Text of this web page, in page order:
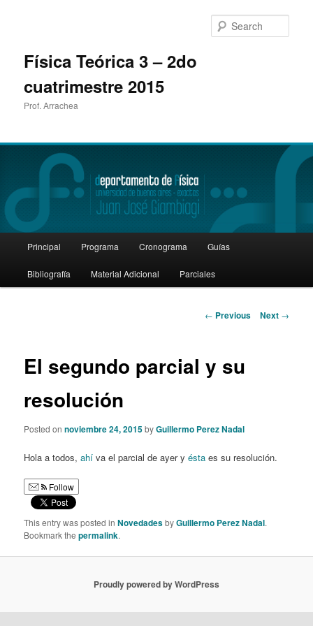
Física Teórica 3 – 2do
cuatrimestre 2015
Prof. Arrachea
Skip
to
Principal Programa Cronograma Guías
Bibliografía Material Adicional Parciales
Post
← Previous Next →
El segundo parcial y su
resolución
Posted onnoviembre 24, 2015byGuillermo Perez Nadal
Hola a todos,ahí va el parcial de ayer yésta es su resolución.
Follow
This entry was posted inNovedadesbyGuillermo Perez Nadal.
Bookmark thepermalink.
Proudly powered by WordPress